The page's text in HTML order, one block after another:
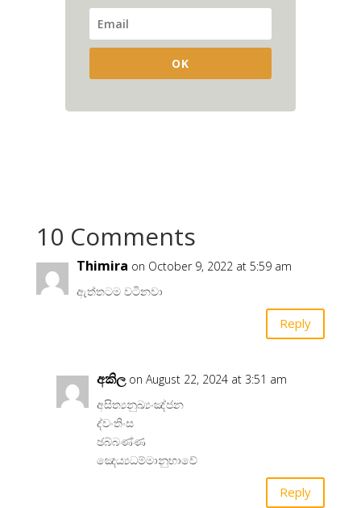
OK
10 Comments
Thimira on October 9, 2022 at 5:59 am
ඇත්තටම වටිනවා
Reply
අකිල on August 22, 2024 at 3:51 am
අසිත්‍යනුඛ්‍යංඤ්ජන
ද්වංතිංස
ඡබ්බණ්ණ
ඤෙය්‍යධම්මානුභාවේ
Reply